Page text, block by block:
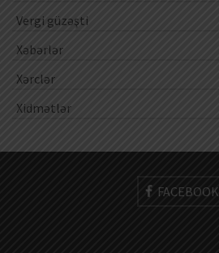
Vergi güzəşti
Xəbərlər
Xərclər
Xidmətlər
FACEBOOK